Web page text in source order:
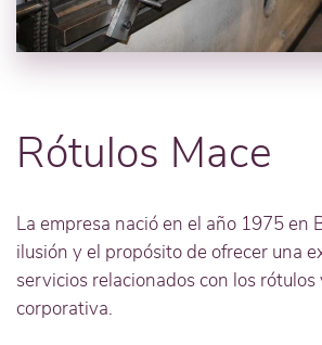
Rótulos Mace
La empresa nació en el año 1975 en
ilusión y el propósito de ofrecer una
servicios relacionados con los rótulos
corporativa.